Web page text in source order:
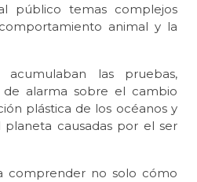
público temas complejos
animal y la
las pruebas,
alarma sobre el cambio
plástica de los océanos y
planeta causadas por el ser
comprender no solo cómo